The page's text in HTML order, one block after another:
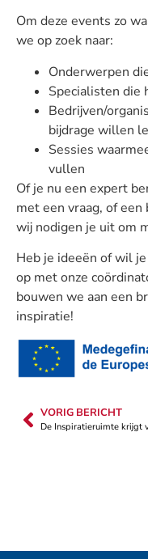
Om deze events zo
we op zoek naar:
Onderwerpen
Specialisten die
Bedrijven/
bijdrage willen
Sessies
vullen
Of je nu een expert
met een vraag, of
wij nodigen je uit om
Heb je ideeën of wil
op met onze
bouwen we aan een
inspiratie!
VORIG BERICHT
De Inspiratieruimte krijgt